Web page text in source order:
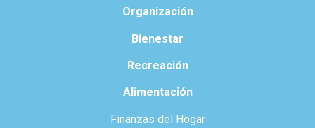
Organización
Bienestar
Recreación
Alimentación
Finanzas del Hogar